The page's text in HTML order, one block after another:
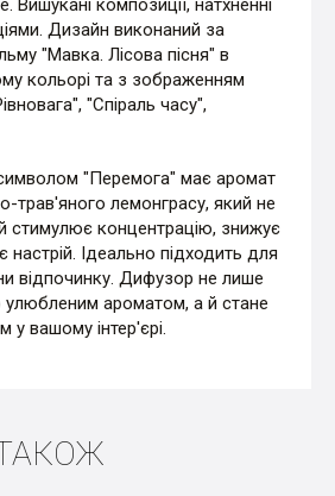
Вишукані композиції, натхненні
Дизайн виконаний за
"Мавка. Лісова пісня" в
кольорі та з зображенням
"Спіраль часу",
"Перемога" має аромат
трав'яного лемонграсу, який не
стимулює концентрацію, знижує
Ідеально підходить для
відпочинку. Дифузор не лише
улюбленим ароматом, а й стане
у вашому інтер'єрі.